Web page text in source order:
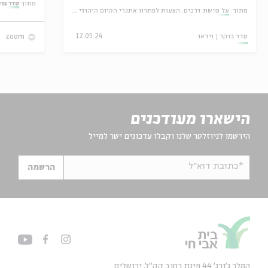
מתוך: על פרשת דרכים: הצעות לפתרון אתגרי הקיום היהודי בזמן החדש
סדר בוקר וידאו 12.05.24
מתוך:סדר
zoom
הישארו מעודכנים
הירשמו לניוזלטר שלנו וקבלו עדכונים ישר למייל
*כתובת דוא"ל הרשמה